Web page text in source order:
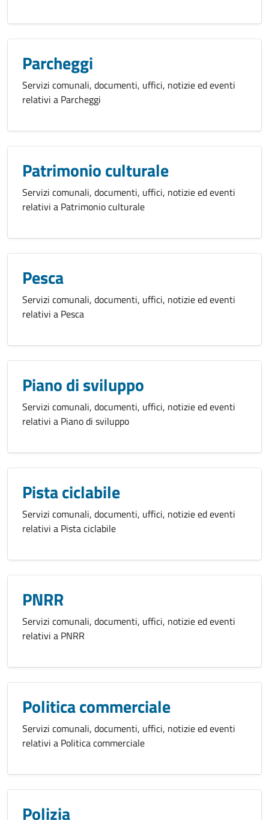
Parcheggi
Servizi comunali, documenti, uffici, notizie ed eventi
relativi a Parcheggi
Patrimonio culturale
Servizi comunali, documenti, uffici, notizie ed eventi
relativi a Patrimonio culturale
Pesca
Servizi comunali, documenti, uffici, notizie ed eventi
relativi a Pesca
Piano di sviluppo
Servizi comunali, documenti, uffici, notizie ed eventi
relativi a Piano di sviluppo
Pista ciclabile
Servizi comunali, documenti, uffici, notizie ed eventi
relativi a Pista ciclabile
PNRR
Servizi comunali, documenti, uffici, notizie ed eventi
relativi a PNRR
Politica commerciale
Servizi comunali, documenti, uffici, notizie ed eventi
relativi a Politica commerciale
Polizia